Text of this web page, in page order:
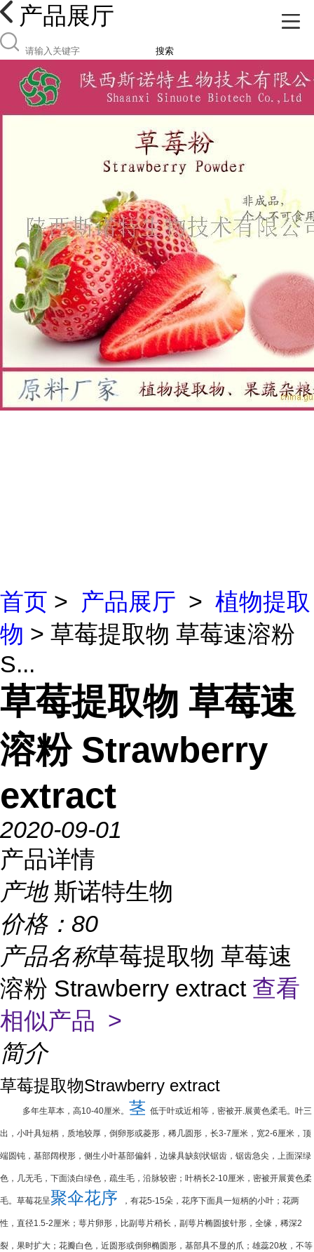
产品展厅
搜索
首页 > 产品展厅 > 植物提取
物 > 草莓提取物 草莓速溶粉
S...
草莓提取物 草莓速
溶粉 Strawberry
extract
2020-09-01
产品详情
产地 斯诺特生物
价格： 80
产品名称草莓提取物 草莓速
溶粉 Strawberry extract 查看
相似产品 >
简介
草莓提取物Strawberry extract
多年生草本，高10-40厘米。 茎 低于叶或近相等，密被开.展黄色柔毛。叶三
出，小叶具短柄，质地较厚，倒卵形或菱形，稀几圆形，长3-7厘米，宽2-6厘米，顶
端圆钝，基部阔楔形，侧生小叶基部偏斜，边缘具缺刻状锯齿，锯齿急尖，上面深绿
色，几无毛，下面淡白绿色，疏生毛，沿脉较密；叶柄长2-10厘米，密被开展黄色柔
毛。草莓花呈聚伞花序 ，有花5-15朵，花序下面具一短柄的小叶；花两
性，直径1.5-2厘米；萼片卵形，比副萼片稍长，副萼片椭圆披针形，全缘，稀深2
裂，果时扩大；花瓣白色，近圆形或倒卵椭圆形，基部具不显的爪；雄蕊20枚，不等